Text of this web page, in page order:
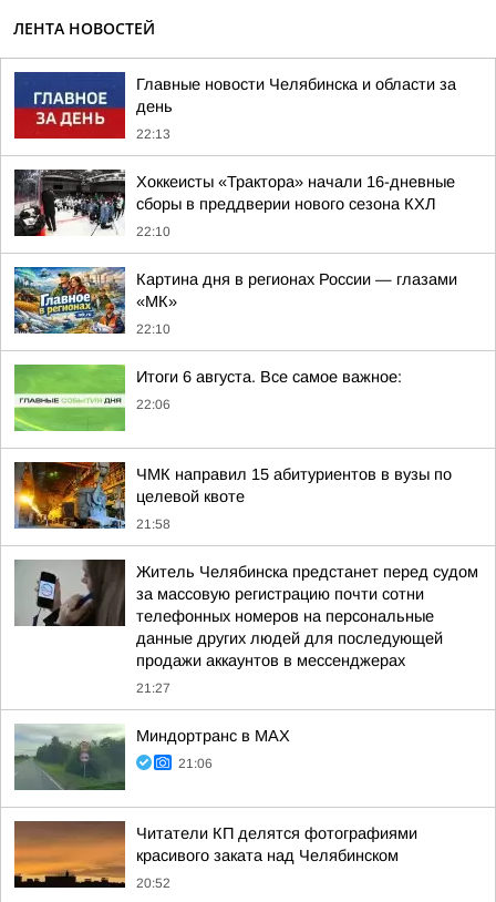
ЛЕНТА НОВОСТЕЙ
Главные новости Челябинска и области за
день
22:13
Хоккеисты «Трактора» начали 16-дневные
сборы в преддверии нового сезона КХЛ
22:10
Картина дня в регионах России — глазами
«МК»
22:10
Итоги 6 августа. Все самое важное:
22:06
ЧМК направил 15 абитуриентов в вузы по
целевой квоте
21:58
Житель Челябинска предстанет перед судом
за массовую регистрацию почти сотни
телефонных номеров на персональные
данные других людей для последующей
продажи аккаунтов в мессенджерах
21:27
Миндортранс в MAX
21:06
Читатели КП делятся фотографиями
красивого заката над Челябинском
20:52